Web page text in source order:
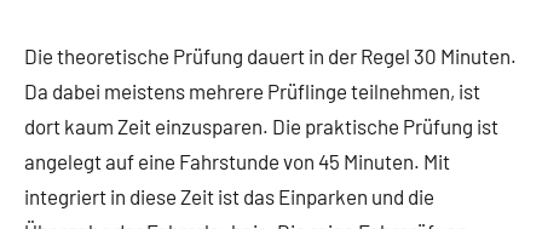
Die theoretische Prüfung dauert in der Regel 30 Minuten.
Da dabei meistens mehrere Prüflinge teilnehmen, ist
dort kaum Zeit einzusparen. Die praktische Prüfung ist
angelegt auf eine Fahrstunde von 45 Minuten. Mit
integriert in diese Zeit ist das Einparken und die